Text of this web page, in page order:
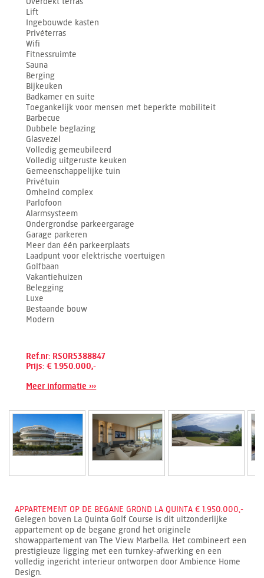
Lift
Ingebouwde kasten
Privéterras
Wifi
Fitnessruimte
Sauna
Berging
Bijkeuken
Badkamer en suite
Toegankelijk voor mensen met beperkte mobiliteit
Barbecue
Dubbele beglazing
Glasvezel
Volledig gemeubileerd
Volledig uitgeruste keuken
Gemeenschappelijke tuin
Privétuin
Omheind complex
Parlofoon
Alarmsysteem
Ondergrondse parkeergarage
Garage parkeren
Meer dan één parkeerplaats
Laadpunt voor elektrische voertuigen
Golfbaan
Vakantiehuizen
Belegging
Luxe
Bestaande bouw
Modern
Ref.nr: RSOR5388847
Prijs: € 1.950.000,-
Meer informatie ›››
APPARTEMENT OP DE BEGANE GROND LA QUINTA € 1.950.000,-
Gelegen boven La Quinta Golf Course is dit uitzonderlijke
appartement op de begane grond het originele
showappartement van The View Marbella. Het combineert een
prestigieuze ligging met een turnkey-afwerking en een
volledig ingericht interieur ontworpen door Ambience Home
Design.